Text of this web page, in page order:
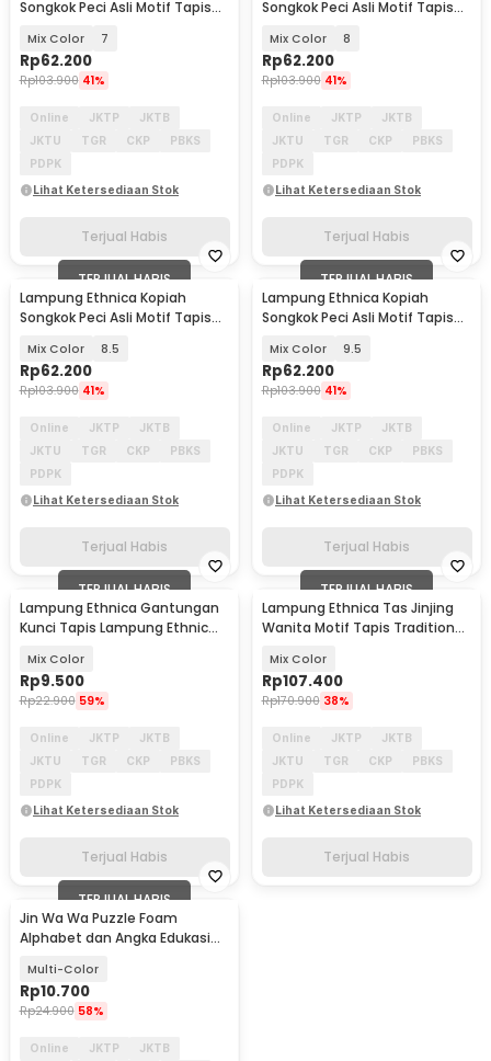
Songkok Peci Asli Motif Tapis
Mix Color 7
Rp62.200
Rp103.900 41%
Online JKTP
JKTB
JKTU
TGR CKP
PBKS
PDPK
Lihat Ketersediaan Stok
Terjual Habis
Songkok Peci Asli Motif Tapis
Mix Color 8
Rp62.200
Rp103.900 41%
Online JKTP
JKTB
JKTU
TGR CKP
PBKS
PDPK
Lihat Ketersediaan Stok
Terjual Habis
TERJUAL HABIS
Lampung Ethnica Kopiah
Songkok Peci Asli Motif Tapis
Mix Color 8.5
Rp62.200
Rp103.900 41%
Online JKTP
JKTB
JKTU
TGR CKP
PBKS
PDPK
Lihat Ketersediaan Stok
Terjual Habis
TERJUAL HABIS
Lampung Ethnica Kopiah
Songkok Peci Asli Motif Tapis
Mix Color 9.5
Rp62.200
Rp103.900 41%
Online JKTP
JKTB
JKTU
TGR CKP
PBKS
PDPK
Lihat Ketersediaan Stok
Terjual Habis
TERJUAL HABIS
Lampung Ethnica Gantungan
Kunci Tapis Lampung Ethnic
Mix Color
Rp9.500
Rp22.900 59%
Online JKTP
JKTB
JKTU
TGR CKP
PBKS
PDPK
Lihat Ketersediaan Stok
Terjual Habis
TERJUAL HABIS
Lampung Ethnica Tas Jinjing
Wanita Motif Tapis Traditional
Mix Color
Rp107.400
Rp170.900 38%
Online JKTP
JKTB
JKTU
TGR CKP
PBKS
PDPK
Lihat Ketersediaan Stok
Terjual Habis
TERJUAL HABIS
Jin Wa Wa Puzzle Foam
Alphabet dan Angka Edukasi
Multi-Color
Rp10.700
Rp24.900 58%
Online JKTP
JKTB